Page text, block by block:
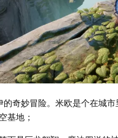
奇妙冒险。米欧是个在城
基地；